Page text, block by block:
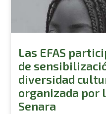
Las EFAS
de
diversidad
organizada por
Senara